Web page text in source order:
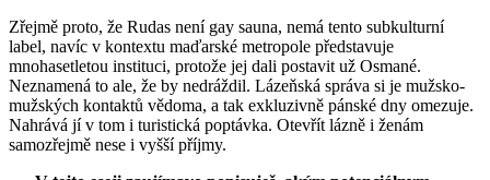
Zřejmě proto, že Rudas není gay sauna, nemá tento subkulturní
label, navíc v kontextu maďarské metropole představuje
mnohasetletou instituci, protože jej dali postavit už Osmané.
Neznamená to ale, že by nedráždil. Lázeňská správa si je mužsko-
mužských kontaktů vědoma, a tak exkluzivně pánské dny omezuje.
Nahrává jí v tom i turistická poptávka. Otevřít lázně i ženám
samozřejmě nese i vyšší příjmy.